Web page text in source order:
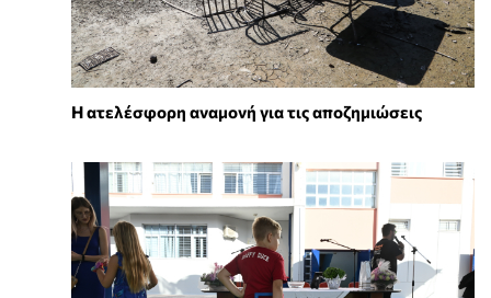
Η ατελέσφορη αναμονή για τις αποζημιώσεις